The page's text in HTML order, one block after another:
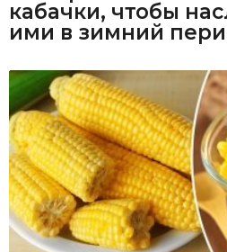
кабачки, чтобы
ими в зимний